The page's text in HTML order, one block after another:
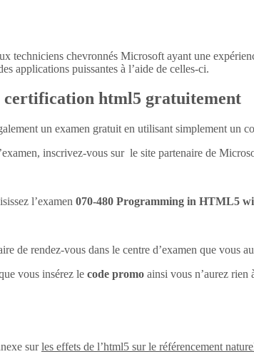
techniciens chevronnés Microsoft ayant une
applications puissantes à l’aide de celles-ci.
certification html5 gratuitement
un examen gratuit en utilisant simplement un
inscrivez-vous sur le site partenaire de
l’examen 070-480 Programming in HTML5
de rendez-vous dans le centre d’examen que vous
vous insérez le code promo ainsi vous n’aurez rien
surles effets de l’html5 sur le référencement